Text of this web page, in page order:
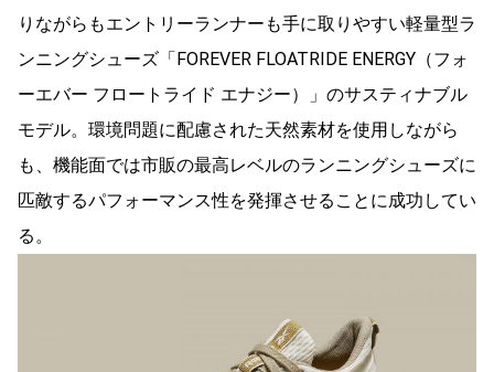
りながらもエントリーランナーも手に取りやすい軽量型ラ
ンニングシューズ「FOREVER FLOATRIDE ENERGY（フォ
ーエバー フロートライド エナジー）」のサスティナブル
モデル。環境問題に配慮された天然素材を使用しながら
も、機能面では市販の最高レベルのランニングシューズに
匹敵するパフォーマンス性を発揮させることに成功してい
る。